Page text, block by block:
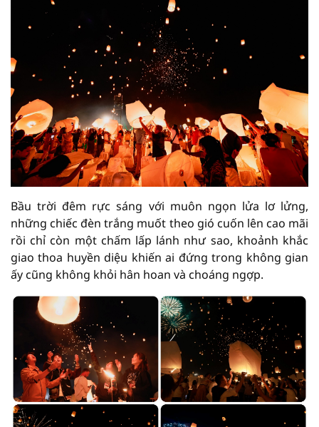
Bầu trời đêm rực sáng với muôn ngọn lửa lơ lửng,
những chiếc đèn trắng muốt theo gió cuốn lên cao mãi
rồi chỉ còn một chấm lấp lánh như sao, khoảnh khắc
giao thoa huyền diệu khiến ai đứng trong không gian
ấy cũng không khỏi hân hoan và choáng ngợp.